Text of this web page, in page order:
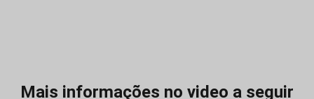
Mais informações no video a seguir